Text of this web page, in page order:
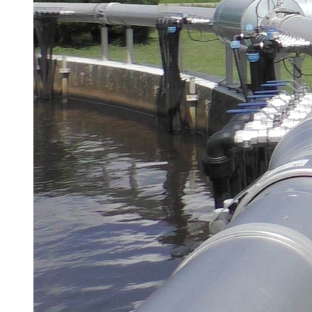
Brau Beviale
Hannover Messe
IFAT
Tausendwasser
Energieeffizienz & Nachhaltigkeit
Grüne Gebäude und Wasserlösungen für
klimaresiliente Städte
21. Juli 2026